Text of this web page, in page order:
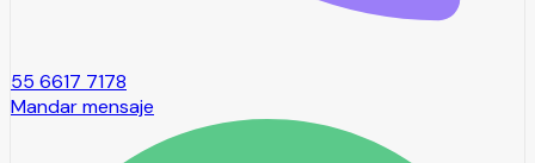
55 6617 7178
Mandar mensaje